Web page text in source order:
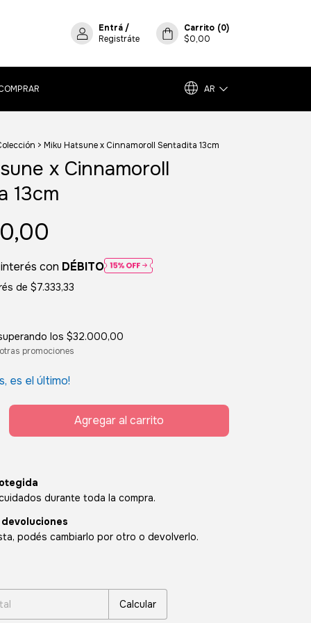
Entrá /
Registráte
Carrito (0)
$0,00
AR
> Miku Hatsune x Cinnamoroll Sentadita 13cm
x Cinnamoroll
13cm
con DÉBITO
de $7.333,33
los$32.000,00
promociones
es el último!
durante toda la compra.
podés cambiarlo por otro o devolverlo.
Calcular